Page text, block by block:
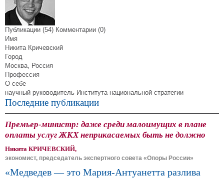
Публикации (54) Комментарии (0)
Имя
Никита Кричевский
Город
Москва, Россия
Профессия
О себе
научный руководитель Института национальной стратегии
Последние публикации
Премьер-министр: даже среди малоимущих в плане
оплаты услуг ЖКХ неприкасаемых быть не должно
Никита КРИЧЕВСКИЙ,
экономист, председатель экспертного совета «Опоры России»
«Медведев — это Мария-Антуанетта разлива